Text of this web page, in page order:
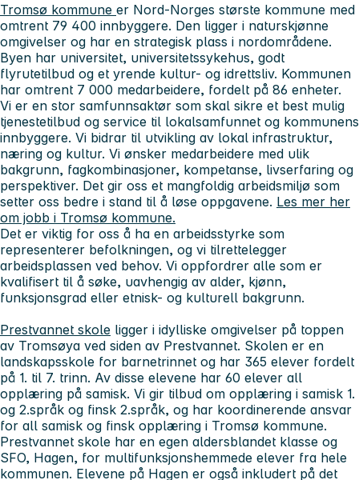
Tromsø kommune er Nord-Norges største kommune med
omtrent 79 400 innbyggere. Den ligger i naturskjønne
omgivelser og har en strategisk plass i nordområdene.
Byen har universitet, universitetssykehus, godt
flyrutetilbud og et yrende kultur- og idrettsliv. Kommunen
har omtrent 7 000 medarbeidere, fordelt på 86 enheter.
Vi er en stor samfunnsaktør som skal sikre et best mulig
tjenestetilbud og service til lokalsamfunnet og kommunens
innbyggere. Vi bidrar til utvikling av lokal infrastruktur,
næring og kultur. Vi ønsker medarbeidere med ulik
bakgrunn, fagkombinasjoner, kompetanse, livserfaring og
perspektiver. Det gir oss et mangfoldig arbeidsmiljø som
setter oss bedre i stand til å løse oppgavene. Les mer her
om jobb i Tromsø kommune.
Det er viktig for oss å ha en arbeidsstyrke som
representerer befolkningen, og vi tilrettelegger
arbeidsplassen ved behov. Vi oppfordrer alle som er
kvalifisert til å søke, uavhengig av alder, kjønn,
funksjonsgrad eller etnisk- og kulturell bakgrunn.
Prestvannet skole ligger i idylliske omgivelser på toppen
av Tromsøya ved siden av Prestvannet. Skolen er en
landskapsskole for barnetrinnet og har 365 elever fordelt
på 1. til 7. trinn. Av disse elevene har 60 elever all
opplæring på samisk. Vi gir tilbud om opplæring i samisk 1.
og 2.språk og finsk 2.språk, og har koordinerende ansvar
for all samisk og finsk opplæring i Tromsø kommune.
Prestvannet skole har en egen aldersblandet klasse og
SFO, Hagen, for multifunksjonshemmede elever fra hele
kommunen. Elevene på Hagen er også inkludert på det